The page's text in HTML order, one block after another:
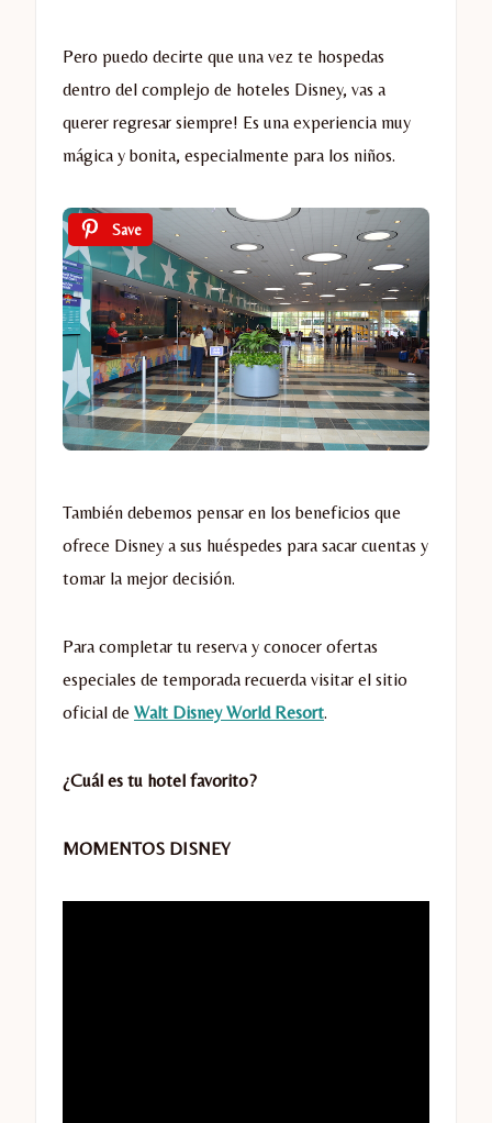
Pero puedo decirte que una vez te hospedas
dentro del complejo de hoteles Disney, vas a
querer regresar siempre! Es una experiencia muy
mágica y bonita, especialmente para los niños.
Save
También debemos pensar en los beneficios que
ofrece Disney a sus huéspedes para sacar cuentas y
tomar la mejor decisión.
Para completar tu reserva y conocer ofertas
especiales de temporada recuerda visitar el sitio
oficial de Walt Disney World Resort.
¿Cuál es tu hotel favorito?
MOMENTOS DISNEY